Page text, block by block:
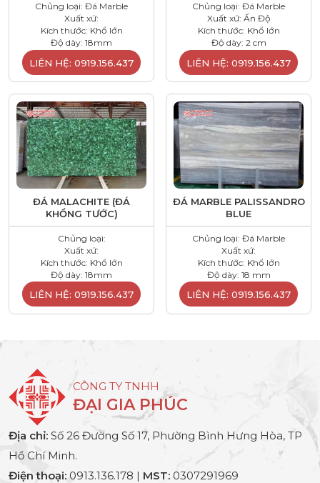
Chủng loại: Đá Marble
Xuất xứ:
Kích thước: Khổ lớn
Độ dày: 18mm
LIÊN HỆ: 0919.156.437
Chủng loại: Đá Marble
Xuất xứ: Ấn Độ
Kích thước: Khổ lớn
Độ dày: 2 cm
LIÊN HỆ: 0919.156.437
ĐÁ MALACHITE (ĐÁ
KHỔNG TƯỚC)
Chủng loại:
Xuất xứ:
Kích thước: Khổ lớn
Độ dày: 18mm
LIÊN HỆ: 0919.156.437
ĐÁ MARBLE PALISSANDRO
BLUE
Chủng loại: Đá Marble
Xuất xứ:
Kích thước: Khổ lớn
Độ dày: 18 mm
LIÊN HỆ: 0919.156.437
CÔNG TY TNHH
ĐẠI GIA PHÚC
Địa chỉ: Số 26 Đường Số 17, Phường Bình Hưng Hòa, TP
Hồ Chí Minh.
Điện thoại: 0913.136.178 | MST: 0307291969